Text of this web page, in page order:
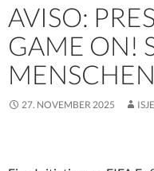
AVISO:
GAME ON!
27. NOVEMBER 2025 ISJE